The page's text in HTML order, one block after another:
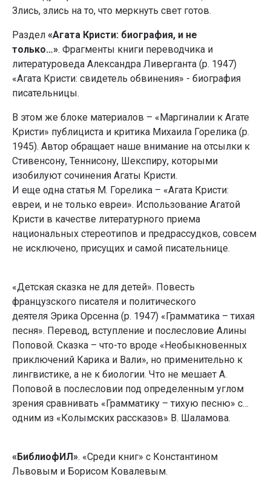
Злись, злись на то, что меркнуть свет готов.
Раздел «Агата Кристи: биография, и не
только…». Фрагменты книги переводчика и
литературоведа Александра Ливерганта (р. 1947)
«Агата Кристи: свидетель обвинения» - биография
писательницы.
В этом же блоке материалов – «Маргиналии к Агате
Кристи» публициста и критика Михаила Горелика (р.
1945). Автор обращает наше внимание на отсылки к
Стивенсону, Теннисону, Шекспиру, которыми
изобилуют сочинения Агаты Кристи.
И еще одна статья М. Горелика – «Агата Кристи:
евреи, и не только евреи». Использование Агатой
Кристи в качестве литературного приема
национальных стереотипов и предрассудков, совсем
не исключено, присущих и самой писательнице.
«Детская сказка не для детей». Повесть
французского писателя и политического
деятеля Эрика Орсенна (р. 1947) «Грамматика – тихая
песня». Перевод, вступление и послесловие Алины
Поповой. Сказка – что-то вроде «Необыкновенных
приключений Карика и Вали», но применительно к
лингвистике, а не к биологии. Что не мешает А.
Поповой в послесловии под определенным углом
зрения сравнивать «Грамматику – тихую песню» с…
одним из «Колымских рассказов» В. Шаламова.
«БиблиофИЛ». «Среди книг» с Константином
Львовым и Борисом Ковалевым.